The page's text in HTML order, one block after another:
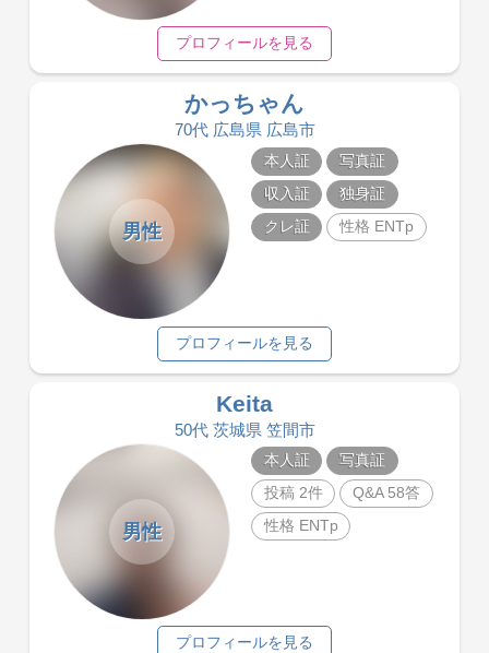
プロフィールを見る
かっちゃん
70代 広島県 広島市
男性
本人証
写真証
収入証
独身証
クレ証
性格 ENTp
プロフィールを見る
Keita
50代 茨城県 笠間市
男性
本人証
写真証
投稿 2件
Q&A 58答
性格 ENTp
プロフィールを見る